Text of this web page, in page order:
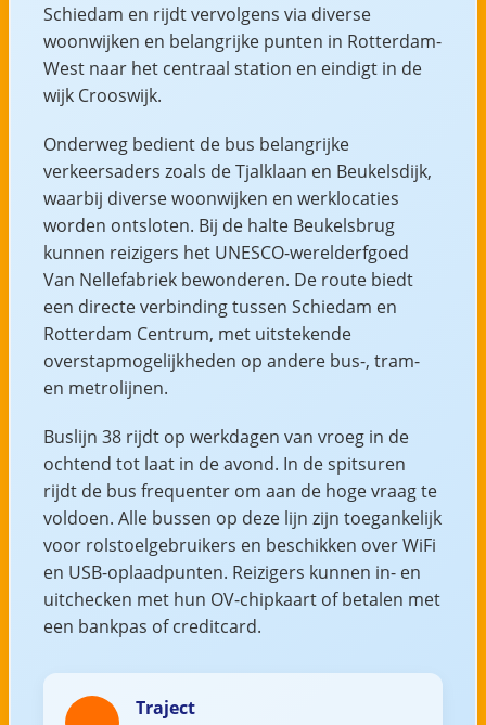
Schiedam en rijdt vervolgens via diverse
woonwijken en belangrijke punten in Rotterdam-
West naar het centraal station en eindigt in de
wijk Crooswijk.
Onderweg bedient de bus belangrijke
verkeersaders zoals de Tjalklaan en Beukelsdijk,
waarbij diverse woonwijken en werklocaties
worden ontsloten. Bij de halte Beukelsbrug
kunnen reizigers het UNESCO-werelderfgoed
Van Nellefabriek bewonderen. De route biedt
een directe verbinding tussen Schiedam en
Rotterdam Centrum, met uitstekende
overstapmogelijkheden op andere bus-, tram-
en metrolijnen.
Buslijn 38 rijdt op werkdagen van vroeg in de
ochtend tot laat in de avond. In de spitsuren
rijdt de bus frequenter om aan de hoge vraag te
voldoen. Alle bussen op deze lijn zijn toegankelijk
voor rolstoelgebruikers en beschikken over WiFi
en USB-oplaadpunten. Reizigers kunnen in- en
uitchecken met hun OV-chipkaart of betalen met
een bankpas of creditcard.
Traject